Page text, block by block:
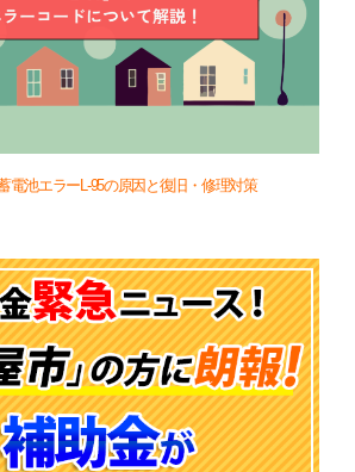
電池エラーL-95の原因と復旧・修理対策